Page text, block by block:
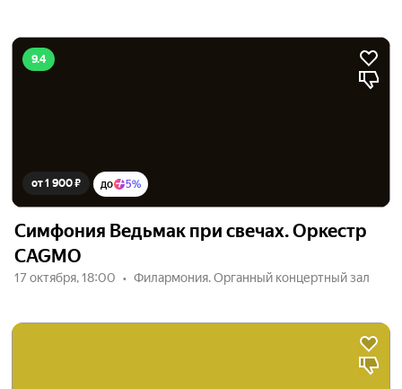
9.4
от 1 900 ₽ до 5%
Симфония Ведьмак при свечах. Оркестр
CAGMO
17 октября, 18:00 Филармония. Органный концертный зал